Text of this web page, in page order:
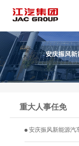
重大人事任免
安庆振风新能源汽车科技有